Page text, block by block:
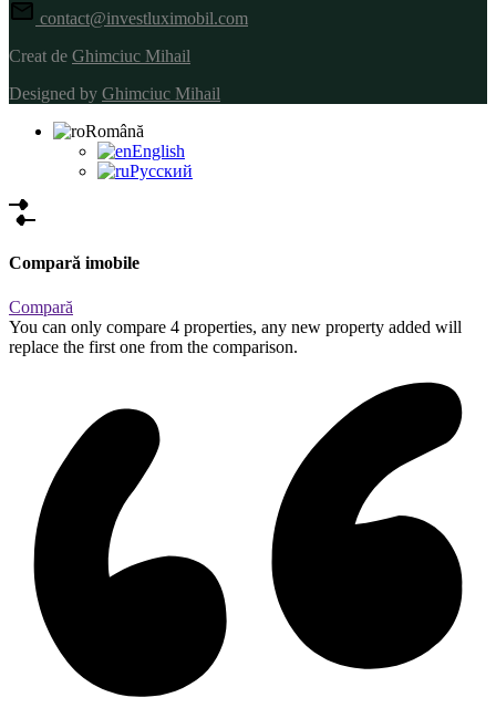
contact@investluximobil.com
Creat de Ghimciuc Mihail
Designed by Ghimciuc Mihail
Română
English
Русский
Compară imobile
Compară
You can only compare 4 properties, any new property added will
replace the first one from the comparison.